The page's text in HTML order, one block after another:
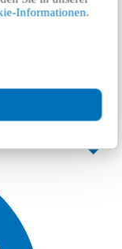
Informationen.